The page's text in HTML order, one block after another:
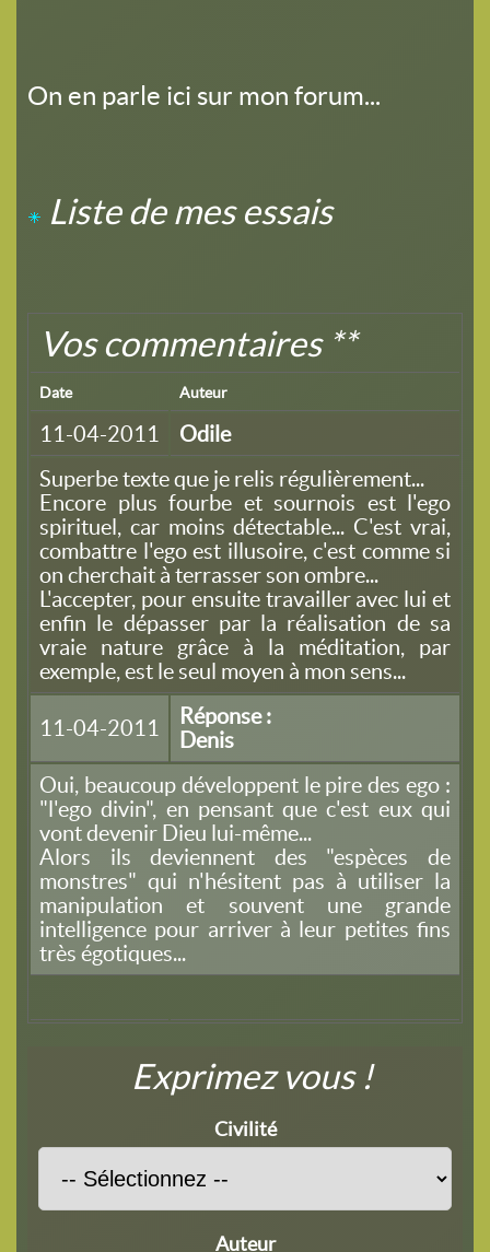
On en parle ici sur mon forum...
Liste de mes essais
Vos commentaires **
Date Auteur
11-04-2011
Odile
Superbe texte que je relis régulièrement...
Encore plus fourbe et sournois est l'ego
spirituel, car moins détectable... C'est vrai,
combattre l'ego est illusoire, c'est comme si
on cherchait à terrasser son ombre...
L'accepter, pour ensuite travailler avec lui et
enfin le dépasser par la réalisation de sa
vraie nature grâce à la méditation, par
exemple, est le seul moyen à mon sens...
11-04-2011
Réponse :
Denis
Oui, beaucoup développent le pire des ego :
"l'ego divin", en pensant que c'est eux qui
vont devenir Dieu lui-même...
Alors ils deviennent des "espèces de
monstres" qui n'hésitent pas à utiliser la
manipulation et souvent une grande
intelligence pour arriver à leur petites fins
très égotiques...
Exprimez vous !
Civilité
Auteur